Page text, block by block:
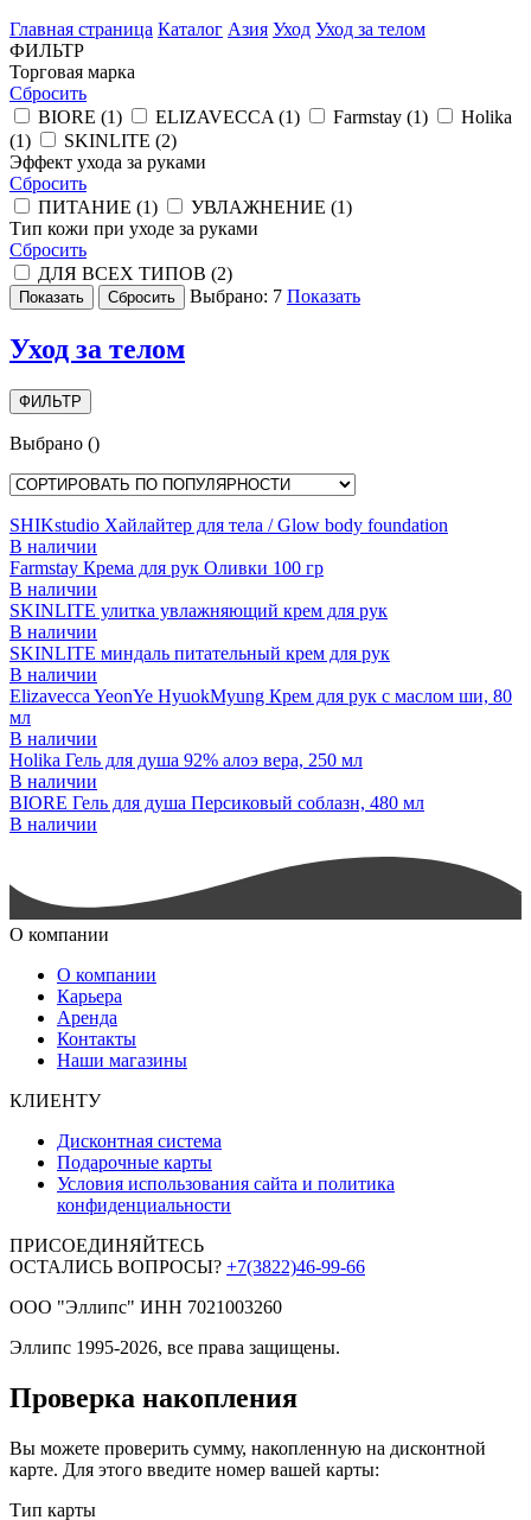
Главная страница Каталог Азия Уход Уход за телом
ФИЛЬТР
Торговая марка
Сбросить
BIORE (1) ELIZAVECCA (1) Farmstay (1)
Holika
(1) SKINLITE (2)
Эффект ухода за руками
Сбросить
ПИТАНИЕ (1) УВЛАЖНЕНИЕ (1)
Тип кожи при уходе за руками
Сбросить
ДЛЯ ВСЕХ ТИПОВ (2)
Выбрано: 7 Показать
Уход за телом
ФИЛЬТР
Выбрано ()
SHIKstudio Хайлайтер для тела / Glow body foundation
В наличии
Farmstay Крема для рук Оливки 100 гр
В наличии
SKINLITE улитка увлажняющий крем для рук
В наличии
SKINLITE миндаль питательный крем для рук
В наличии
Elizavecca YeonYe HyuokMyung Крем для рук с маслом ши, 80
мл
В наличии
Holika Гель для душа 92% алоэ вера, 250 мл
В наличии
BIORE Гель для душа Персиковый соблазн, 480 мл
В наличии
О компании
О компании
Карьера
Аренда
Контакты
Наши магазины
КЛИЕНТУ
Дисконтная система
Подарочные карты
Условия использования сайта и политика
конфиденциальности
ПРИСОЕДИНЯЙТЕСЬ
ОСТАЛИСЬ ВОПРОСЫ? +7(3822)46-99-66
ООО "Эллипс" ИНН 7021003260
Эллипс 1995-2026, все права защищены.
Проверка накопления
Вы можете проверить сумму, накопленную на дисконтной
карте. Для этого введите номер вашей карты:
Тип карты